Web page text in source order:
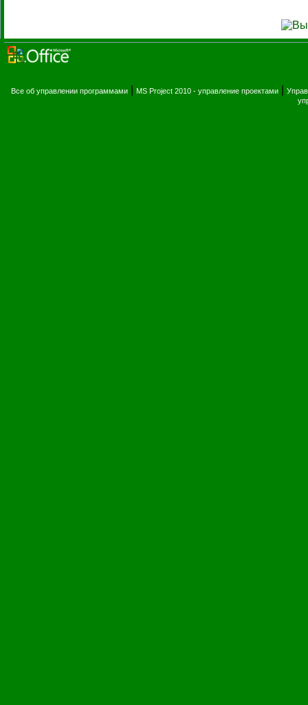
Все об управлении программами MS Project 2010 - управление проектами